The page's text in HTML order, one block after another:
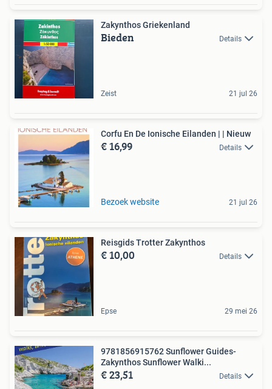
Zakynthos Griekenland
Bieden Details
Zeist 21 jul 26
Corfu En De Ionische Eilanden | | Nieuw
€ 16,99 Details
Bezoek website 21 jul 26
Reisgids Trotter Zakynthos
€ 10,00 Details
Epse 29 mei 26
9781856915762 Sunflower Guides-
Zakynthos Sunflower Walki...
€ 23,51 Details